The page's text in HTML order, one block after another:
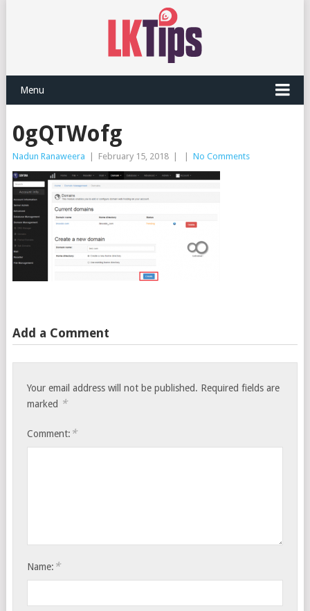
Menu
0gQTWofg
Nadun Ranaweera February 15, 2018 No Comments
Add a Comment
Your email address will not be published. Required fields are
marked *
Comment: *
Name: *